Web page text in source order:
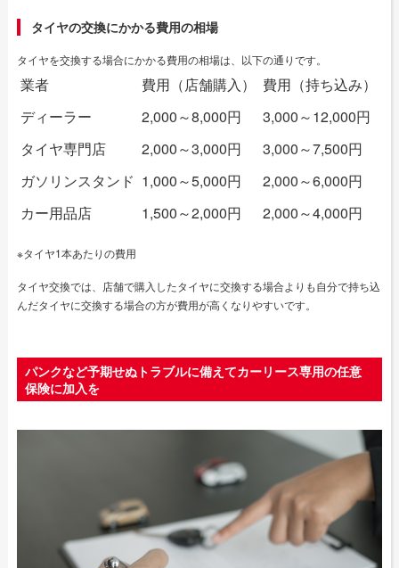
タイヤの交換にかかる費用の相場
タイヤを交換する場合にかかる費用の相場は、以下の通りです。
業者 費用（店舗購入）
費用（持ち込み）
ディーラー
2,000～8,000円
3,000～12,000円
タイヤ専門店
2,000～3,000円
3,000～7,500円
ガソリンスタンド 1,000～5,000円
2,000～6,000円
カー用品店
1,500～2,000円 2,000～4,000円
※タイヤ1本あたりの費用
タイヤ交換では、店舗で購入したタイヤに交換する場合よりも自分で持ち込
んだタイヤに交換する場合の方が費用が高くなりやすいです。
パンクなど予期せぬトラブルに備えてカーリース専用の任意
保険に加入を